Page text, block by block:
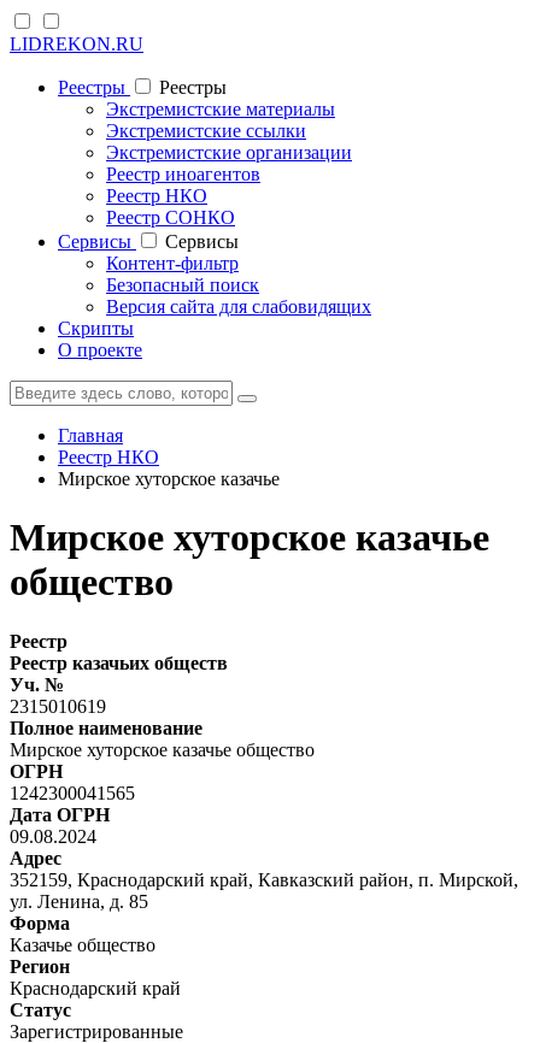
LIDREKON.RU
Реестры
Реестры
Экстремистские материалы
Экстремистские ссылки
Экстремистские организации
Реестр иноагентов
Реестр НКО
Реестр СОНКО
Cервисы
Cервисы
Контент-фильтр
Безопасный поиск
Версия сайта для слабовидящих
Скрипты
О проекте
Главная
Реестр НКО
Мирское хуторское казачье
Мирское хуторское казачье
общество
Реестр
Реестр казачьих обществ
Уч. №
2315010619
Полное наименование
Мирское хуторское казачье общество
ОГРН
1242300041565
Дата ОГРН
09.08.2024
Адрес
352159, Краснодарский край, Кавказский район, п. Мирской,
ул. Ленина, д. 85
Форма
Казачье общество
Регион
Краснодарский край
Статус
Зарегистрированные